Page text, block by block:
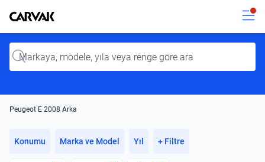
Kavak
Input
Peugeot E 2008 Arka
Konumu Marka ve Model Yıl + Filtre